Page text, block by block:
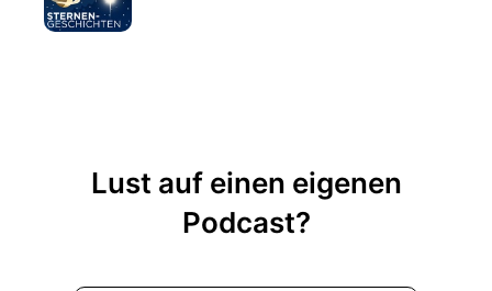
Lust auf einen eigenen
Podcast?